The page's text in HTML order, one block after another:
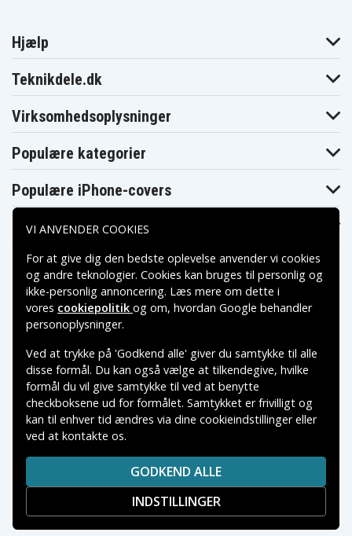
Hjælp
Teknikdele.dk
Virksomhedsoplysninger
Populære kategorier
Populære iPhone-covers
Populære Samsung-covers
Betalingsmuligheder
Leveringsmuligheder
Copyright © 2026, Spares Nordic AB
VAREMÆRKER NÆVNT PÅ DETTE WEB TILHØRER DE
RESPEKTIVE VAREMÆRKERS-EJER.
VI ANVENDER COOKIES
For at give dig den bedste oplevelse anvender vi cookies
og andre teknologier. Cookies kan bruges til personlig og
ikke-personlig annoncering. Læs mere om dette i
vores cookiepolitik og om, hvordan Google behandler
personoplysninger.
Ved at trykke på 'Godkend alle' giver du samtykke til alle
disse formål. Du kan også vælge at tilkendegive, hvilke
formål du vil give samtykke til ved at benytte
checkboksene ud for formålet. Samtykket er frivilligt og
kan til enhver tid ændres via dine cookieindstillinger eller
ved at kontakte os.
INDSTILLINGER
GODKEND ALLE